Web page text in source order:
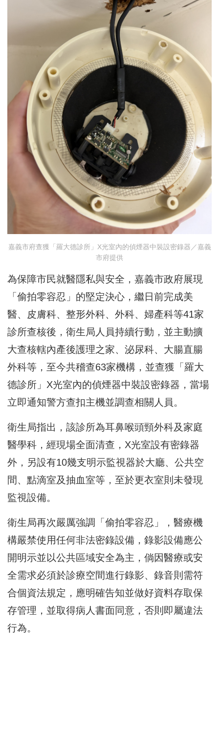
嘉義市府查獲「羅大德診所」X光室內的偵煙器中裝設密錄器／嘉義
市府提供
為保障市民就醫隱私與安全，嘉義市政府展現
「偷拍零容忍」的堅定決心，繼日前完成美
醫、皮膚科、整形外科、外科、婦產科等41家
診所查核後，衛生局人員持續行動，並主動擴
大查核轄內產後護理之家、泌尿科、大腸直腸
外科等，至今共稽查63家機構，並查獲「羅大
德診所」X光室內的偵煙器中裝設密錄器，當場
立即通知警方查扣主機並調查相關人員。
衛生局指出，該診所為耳鼻喉頭頸外科及家庭
醫學科，經現場全面清查，X光室設有密錄器
外，另設有10幾支明示監視器於大廳、公共空
間、點滴室及抽血室等，至於更衣室則未發現
監視設備。
衛生局再次嚴厲強調「偷拍零容忍」，醫療機
構嚴禁使用任何非法密錄設備，錄影設備應公
開明示並以公共區域安全為主，倘因醫療或安
全需求必須於診療空間進行錄影、錄音則需符
合個資法規定，應明確告知並做好資料存取保
存管理，並取得病人書面同意，否則即屬違法
行為。